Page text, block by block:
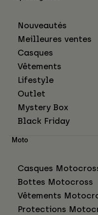
Nouveautés
Meilleures ventes
Casques
Vêtements
Lifestyle
Outlet
Mystery Box
Black Friday
Moto
Casques
Bottes Motocross
Vêtements
Protections